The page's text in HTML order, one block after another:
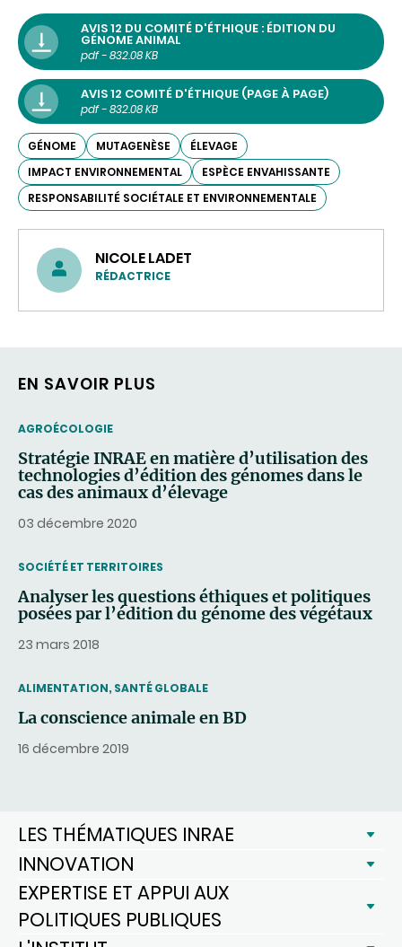
AVIS 12 DU COMITÉ D'ÉTHIQUE : ÉDITION DU
GÉNOME ANIMAL
pdf - 832.08 KB
AVIS 12 COMITÉ D'ÉTHIQUE (PAGE À PAGE)
pdf - 832.08 KB
GÉNOME MUTAGENÈSE
ÉLEVAGE
IMPACT ENVIRONNEMENTAL
ESPÈCE ENVAHISSANTE
RESPONSABILITÉ SOCIÉTALE ET ENVIRONNEMENTALE
NICOLE LADET
RÉDACTRICE
EN SAVOIR PLUS
THEMATIC
AGROÉCOLOGIE
Stratégie INRAE en matière d’utilisation des
technologies d’édition des génomes dans le
cas des animaux d’élevage
03 décembre 2020
THEMATIC
SOCIÉTÉ ET TERRITOIRES
Analyser les questions éthiques et politiques
posées par l’édition du génome des végétaux
23 mars 2018
THEMATIC
ALIMENTATION, SANTÉ GLOBALE
La conscience animale en BD
16 décembre 2019
LES THÉMATIQUES INRAE
INNOVATION
EXPERTISE ET APPUI AUX
POLITIQUES PUBLIQUES